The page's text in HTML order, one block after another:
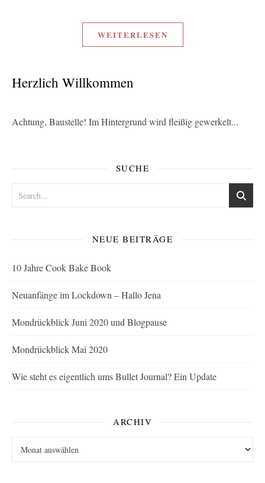
WEITERLESEN
Herzlich Willkommen
Achtung, Baustelle! Im Hintergrund wird fleißig gewerkelt...
SUCHE
NEUE BEITRÄGE
10 Jahre Cook Bake Book
Neuanfänge im Lockdown – Hallo Jena
Mondrückblick Juni 2020 und Blogpause
Mondrückblick Mai 2020
Wie steht es eigentlich ums Bullet Journal? Ein Update
ARCHIV